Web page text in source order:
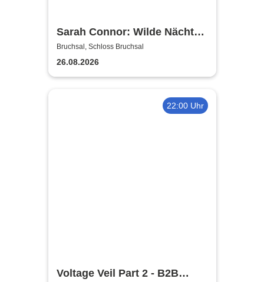
Sarah Connor: Wilde Nächte -
Open Air 2026
Bruchsal, Schloss Bruchsal
26.08.2026
22:00 Uhr
Voltage Veil Part 2 - B2B